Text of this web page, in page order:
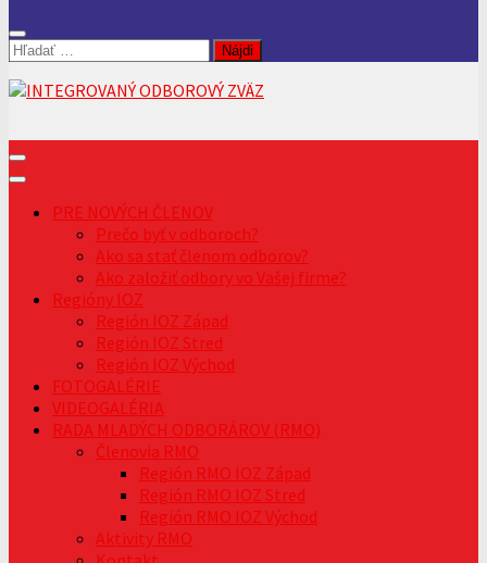
Hľadať:
PRE NOVÝCH ČLENOV
Prečo byť v odboroch?
Ako sa stať členom odborov?
Ako založiť odbory vo Vašej firme?
Regióny IOZ
Región IOZ Západ
Región IOZ Stred
Región IOZ Východ
FOTOGALÉRIE
VIDEOGALÉRIA
RADA MLADÝCH ODBORÁROV (RMO)
Členovia RMO
Región RMO IOZ Západ
Región RMO IOZ Stred
Región RMO IOZ Východ
Aktivity RMO